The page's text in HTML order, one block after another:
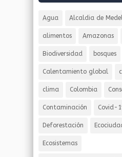
Agua Alcaldia de
alimentos Amazonas
Biodiversidad bosques
Calentamiento global
clima Colombia
Contaminación Covid-
Deforestación
Ecosistemas